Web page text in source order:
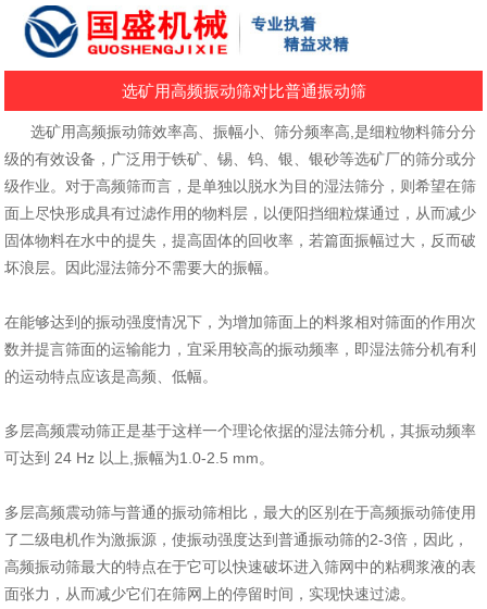
选矿用高频振动筛对比普通振动筛
选矿用高频振动筛效率高、振幅小、筛分频率高,是细粒物料筛分分
级的有效设备，广泛用于铁矿、锡、钨、银、银砂等选矿厂的筛分或分
级作业。对于高频筛而言，是单独以脱水为目的湿法筛分，则希望在筛
面上尽快形成具有过滤作用的物料层，以便阳挡细粒煤通过，从而减少
固体物料在水中的提失，提高固体的回收率，若篇面振幅过大，反而破
坏浪层。因此湿法筛分不需要大的振幅。
在能够达到的振动强度情况下，为增加筛面上的料浆相对筛面的作用次
数并提言筛面的运输能力，宜采用较高的振动频率，即湿法筛分机有利
的运动特点应该是高频、低幅。
多层高频震动筛正是基于这样一个理论依据的湿法筛分机，其振动频率
可达到 24 Hz 以上,振幅为1.0-2.5 mm。
多层高频震动筛与普通的振动筛相比，最大的区别在于高频振动筛使用
了二级电机作为激振源，使振动强度达到普通振动筛的2-3倍，因此，
高频振动筛最大的特点在于它可以快速破坏进入筛网中的粘稠浆液的表
面张力，从而减少它们在筛网上的停留时间，实现快速过滤。